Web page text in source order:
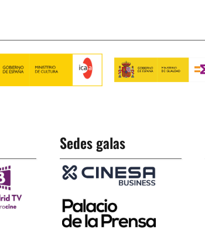
Sedes galas